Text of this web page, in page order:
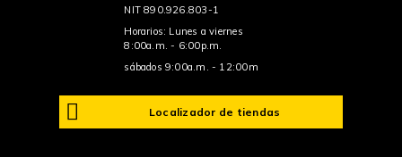
NIT 890.926.803-1
Horarios: Lunes a viernes
8:00a.m. - 6:00p.m.
sábados 9:00a.m. - 12:00m
Localizador de tiendas